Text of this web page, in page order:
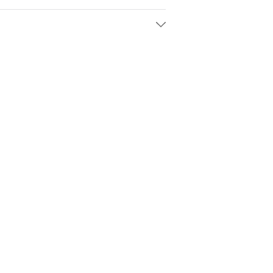
отлично впишется в любой
до современного. Идеальная